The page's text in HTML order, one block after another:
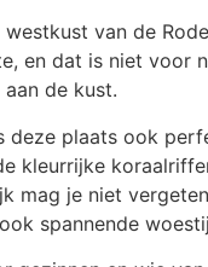
van de
en dat is niet voor
de kust.
plaats ook
kleurrijke
mag je niet
spannende